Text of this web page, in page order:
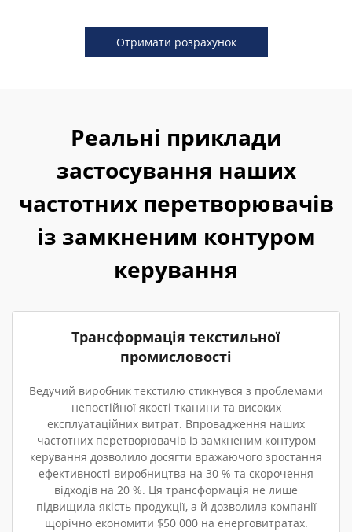
Отримати розрахунок
Реальні приклади
застосування наших
частотних перетворювачів
із замкненим контуром
керування
Трансформація текстильної
промисловості
Ведучий виробник текстилю стикнувся з проблемами
непостійної якості тканини та високих
експлуатаційних витрат. Впровадження наших
частотних перетворювачів із замкненим контуром
керування дозволило досягти вражаючого зростання
ефективності виробництва на 30 % та скорочення
відходів на 20 %. Ця трансформація не лише
підвищила якість продукції, а й дозволила компанії
щорічно економити $50 000 на енерговитратах.